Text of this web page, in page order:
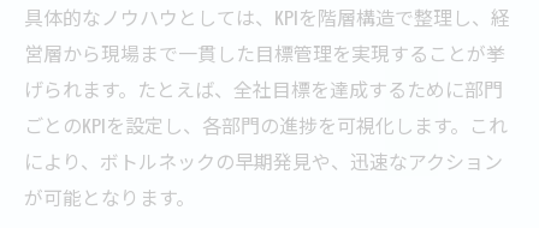
具体的なノウハウとしては、KPIを階層構造で整理し、経
営層から現場まで一貫した目標管理を実現することが挙
げられます。たとえば、全社目標を達成するために部門
ごとのKPIを設定し、各部門の進捗を可視化します。これ
により、ボトルネックの早期発見や、迅速なアクション
が可能となります。